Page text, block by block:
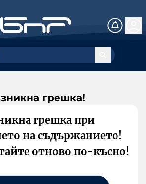
грешка!
грешка при
на съдържанието!
отново по-късно!